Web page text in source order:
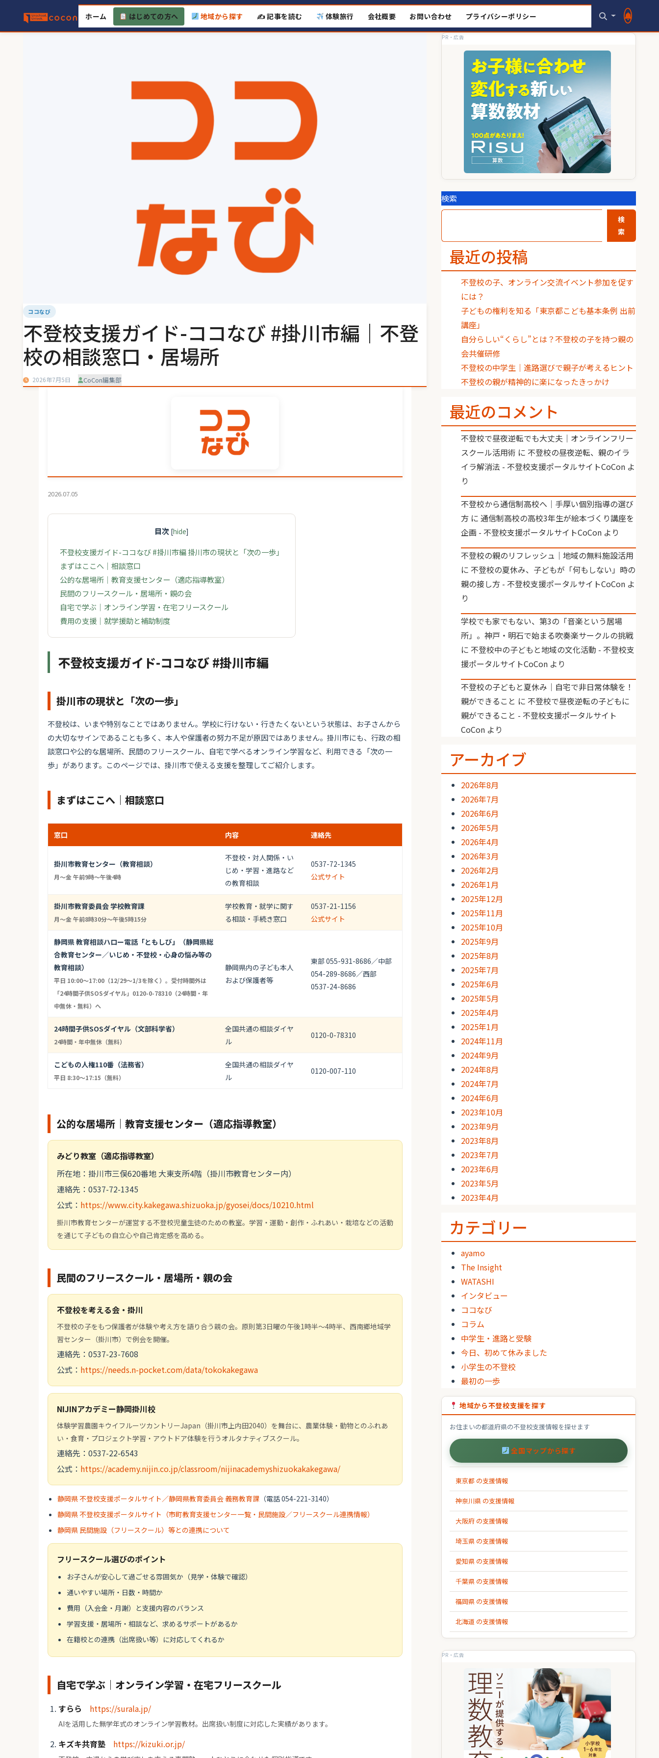
content
ホーム はじめての方へ 地域から探す ✍️ 記事を読む 体験旅行 会社概要 お問い合わせ プライバシーポリシー
ココなび
不登校支援ガイド-ココなび #掛川市編｜不登
校の相談窓口・居場所
2026年7月5日 CoCon編集部
2026.07.05
目次 [hide]
不登校支援ガイド-ココなび #掛川市編 掛川市の現状と「次の一歩」
まずはここへ｜相談窓口
公的な居場所｜教育支援センター（適応指導教室）
民間のフリースクール・居場所・親の会
自宅で学ぶ｜オンライン学習・在宅フリースクール
費用の支援｜就学援助と補助制度
不登校支援ガイド-ココなび #掛川市編
掛川市の現状と「次の一歩」
不登校は、いまや特別なことではありません。学校に行けない・行きたくないという状態は、お子さんから
の大切なサインであることも多く、本人や保護者の努力不足が原因ではありません。掛川市にも、行政の相
談窓口や公的な居場所、民間のフリースクール、自宅で学べるオンライン学習など、利用できる「次の一
歩」があります。このページでは、掛川市で使える支援を整理してご紹介します。
まずはここへ｜相談窓口
窓口 内容 連絡先
掛川市教育センター（教育相談）
月～金 午前9時～午後4時
不登校・対人関係・い
じめ・学習・進路など
の教育相談
0537-72-1345
公式サイト
掛川市教育委員会 学校教育課
月～金 午前8時30分～午後5時15分
学校教育・就学に関す
る相談・手続き窓口
0537-21-1156
公式サイト
静岡県 教育相談ハロー電話「ともしび」（静岡県総
合教育センター／いじめ・不登校・心身の悩み等の
教育相談）
平日 10:00〜17:00（12/29〜1/3を除く）。受付時間外は
「24時間子供SOSダイヤル」0120-0-78310（24時間・年
中無休・無料）へ
静岡県内の子ども本人
および保護者等
東部 055-931-8686／中部
054-289-8686／西部
0537-24-8686
24時間子供SOSダイヤル（文部科学省）
24時間・年中無休（無料）
全国共通の相談ダイヤ
ル
0120-0-78310
こどもの人権110番（法務省）
平日 8:30〜17:15（無料）
全国共通の相談ダイヤ
ル
0120-007-110
公的な居場所｜教育支援センター（適応指導教室）
みどり教室（適応指導教室）
所在地：掛川市三俣620番地 大東支所4階（掛川市教育センター内）
連絡先：0537-72-1345
公式： https://www.city.kakegawa.shizuoka.jp/gyosei/docs/10210.html
掛川市教育センターが運営する不登校児童生徒のための教室。学習・運動・創作・ふれあい・栽培などの活動
を通じて子どもの自立心や自己肯定感を高める。
民間のフリースクール・居場所・親の会
不登校を考える会・掛川
不登校の子をもつ保護者が体験や考え方を語り合う親の会。原則第3日曜の午後1時半～4時半、西南郷地域学
習センター（掛川市）で例会を開催。
連絡先：0537-23-7608
公式： https://needs.n-pocket.com/data/tokokakegawa
NIJINアカデミー静岡掛川校
体験学習農園キウイフルーツカントリーJapan（掛川市上内田2040）を舞台に、農業体験・動物とのふれあ
い・食育・プロジェクト学習・アウトドア体験を行うオルタナティブスクール。
連絡先：0537-22-6543
公式： https://academy.nijin.co.jp/classroom/nijinacademyshizuokakakegawa/
静岡県 不登校支援ポータルサイト／静岡県教育委員会 義務教育課（電話 054-221-3140）
静岡県 不登校支援ポータルサイト（市町教育支援センター一覧・民間施設／フリースクール連携情報）
静岡県 民間施設（フリースクール）等との連携について
フリースクール選びのポイント
お子さんが安心して過ごせる雰囲気か（見学・体験で確認）
通いやすい場所・日数・時間か
費用（入会金・月謝）と支援内容のバランス
学習支援・居場所・相談など、求めるサポートがあるか
在籍校との連携（出席扱い等）に対応してくれるか
自宅で学ぶ｜オンライン学習・在宅フリースクール
すらら https://surala.jp/
AIを活用した無学年式のオンライン学習教材。出席扱い制度に対応した実績があります。
キズキ共育塾 https://kizuki.or.jp/
PR・広告
検索
検
索
最近の投稿
不登校の子、オンライン交流イベント参加を促す
には？
子どもの権利を知る「東京都こども基本条例 出前
講座」
自分らしい“くらし”とは？不登校の子を持つ親の
会共催研修
不登校の中学生｜進路選びで親子が考えるヒント
不登校の親が精神的に楽になったきっかけ
最近のコメント
不登校で昼夜逆転でも大丈夫｜オンラインフリー
スクール活用術 に 不登校の昼夜逆転、親のイラ
イラ解消法 - 不登校支援ポータルサイトCoCon よ
り
不登校から通信制高校へ｜手厚い個別指導の選び
方 に通信制高校の高校3年生が絵本づくり講座を
企画 - 不登校支援ポータルサイトCoCon より
不登校の親のリフレッシュ｜地域の無料施設活用
に 不登校の夏休み、子どもが「何もしない」時の
親の接し方 - 不登校支援ポータルサイトCoCon よ
り
学校でも家でもない、第3の「音楽という居場
所」。神戸・明石で始まる吹奏楽サークルの挑戦
に 不登校中の子どもと地域の文化活動 - 不登校支
援ポータルサイトCoCon より
不登校の子どもと夏休み｜自宅で非日常体験を！
親ができること に 不登校で昼夜逆転の子どもに
親ができること - 不登校支援ポータルサイト
CoCon より
アーカイブ
2026年8月
2026年7月
2026年6月
2026年5月
2026年4月
2026年3月
2026年2月
2026年1月
2025年12月
2025年11月
2025年10月
2025年9月
2025年8月
2025年7月
2025年6月
2025年5月
2025年4月
2025年1月
2024年11月
2024年9月
2024年8月
2024年7月
2024年6月
2023年10月
2023年9月
2023年8月
2023年7月
2023年6月
2023年5月
2023年4月
カテゴリー
ayamo
The Insight
WATASHI
インタビュー
ココなび
コラム
中学生・進路と受験
今日、初めて休みました
小学生の不登校
最初の一歩
地域から不登校支援を探す
お住まいの都道府県の不登校支援情報を探せます
全国マップから探す
東京都 の支援情報
神奈川県 の支援情報
大阪府 の支援情報
埼玉県 の支援情報
愛知県 の支援情報
千葉県 の支援情報
福岡県 の支援情報
北海道 の支援情報
PR・広告